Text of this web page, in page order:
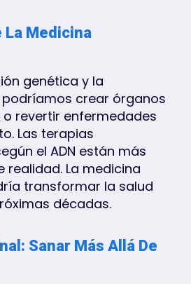
La Medicina
genética y la
podríamos crear órganos
revertir enfermedades
Las terapias
el ADN están más
realidad. La medicina
transformar la salud
décadas.
Sanar Más Allá De